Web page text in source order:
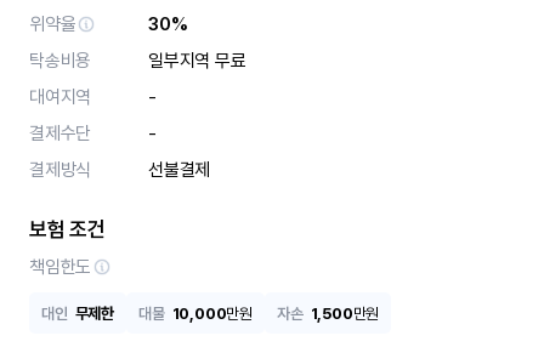
위약율
30%
탁송비용
일부지역 무료
대여지역
-
결제수단
-
결제방식
선불결제
보험 조건
책임한도
대인 무제한 대물 10,000만원 자손 1,500만원